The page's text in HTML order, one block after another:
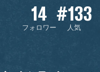
14
フォロワー
#133
人気